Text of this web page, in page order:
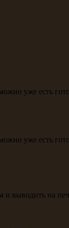
уже есть
уже есть
выводить на